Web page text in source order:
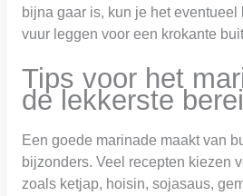
bijna gaar is, kun je het eventueel
vuur leggen voor een krokante
Tips voor het
de lekkerste
Een goede marinade maakt van
bijzonders. Veel recepten kiezen
zoals ketjap, hoisin, sojasaus,